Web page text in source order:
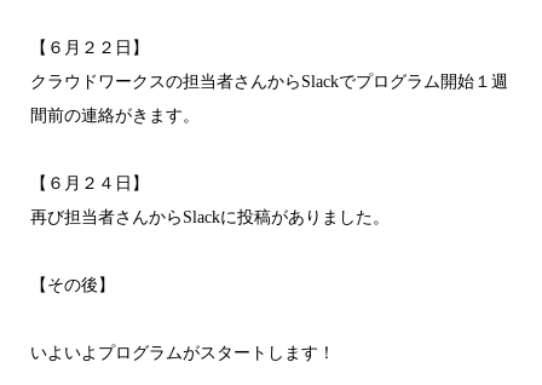
【６月２２日】
クラウドワークスの担当者さんからSlackでプログラム開始１週
間前の連絡がきます。
【６月２４日】
再び担当者さんからSlackに投稿がありました。
【その後】
いよいよプログラムがスタートします！